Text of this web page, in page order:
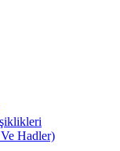
Hadler)